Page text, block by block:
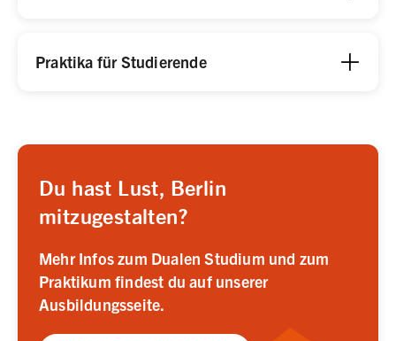
Praktika für Studierende
Du hast Lust, Berlin
mitzugestalten?
Mehr Infos zum Dualen Studium und zum
Praktikum findest du ​auf unserer
Ausbildungsseite.